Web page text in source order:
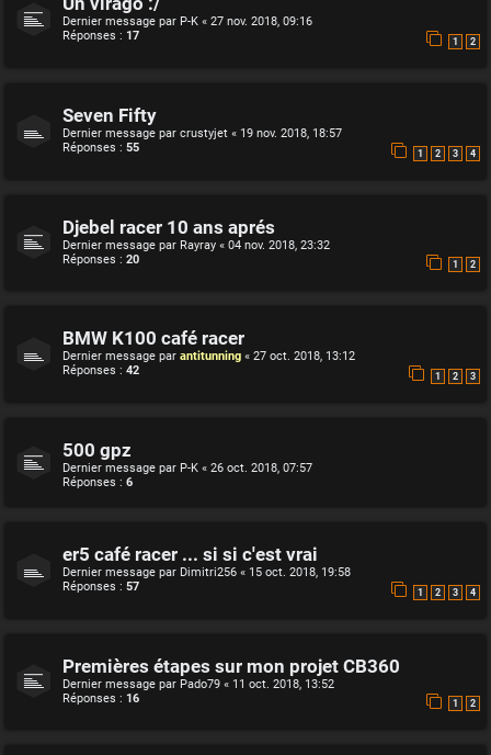
Un virago :/
Dernier message par P-K « 27 nov. 2018, 09:16
Réponses : 17 1 2
Seven Fifty
Dernier message par crustyjet « 19 nov. 2018, 18:57
Réponses : 55 1 2 3 4
Djebel racer 10 ans aprés
Dernier message par Rayray « 04 nov. 2018, 23:32
Réponses : 20 1 2
BMW K100 café racer
Dernier message par antitunning « 27 oct. 2018, 13:12
Réponses : 42 1 2 3
500 gpz
Dernier message par P-K « 26 oct. 2018, 07:57
Réponses : 6
er5 café racer ... si si c'est vrai
Dernier message par Dimitri256 « 15 oct. 2018, 19:58
Réponses : 57 1 2 3 4
Premières étapes sur mon projet CB360
Dernier message par Pado79 « 11 oct. 2018, 13:52
Réponses : 16 1 2